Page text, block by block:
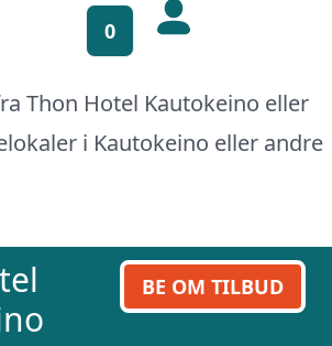
0
Thon Hotel Kautokeino eller
i Kautokeino eller andre
BE OM TILBUD
send
din forespørsel!
finne det perfekte
ditt neste møte, konferanse
Vi er klare til å hjelpe deg,
eller via telefon. Send